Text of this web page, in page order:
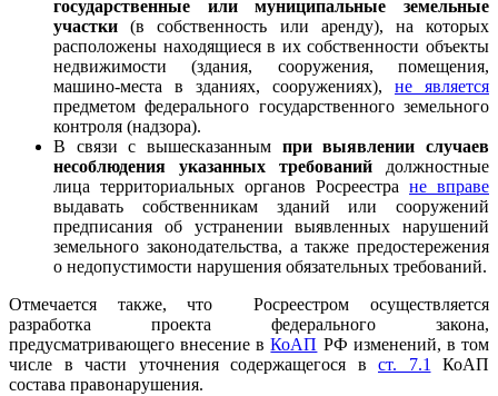
государственные или муниципальные земельные
участки(в собственность или аренду), на которых
расположены находящиеся в их собственности объекты
недвижимости (здания, сооружения, помещения,
машино-места в зданиях, сооружениях), не является
предметом федерального государственного земельного
контроля (надзора).
В связи с вышесказанным при выявлении случаев
несоблюдения указанных требований должностные
лица территориальных органов Росреестра не вправе
выдавать собственникам зданий или сооружений
предписания об устранении выявленных нарушений
земельного законодательства, а также предостережения
о недопустимости нарушения обязательных требований.
Отмечается также, что Росреестром осуществляется
разработка проекта федерального закона,
предусматривающего внесение вКоАП РФ изменений, в том
числе в части уточнения содержащегося в ст. 7.1
КоАП
состава правонарушения.